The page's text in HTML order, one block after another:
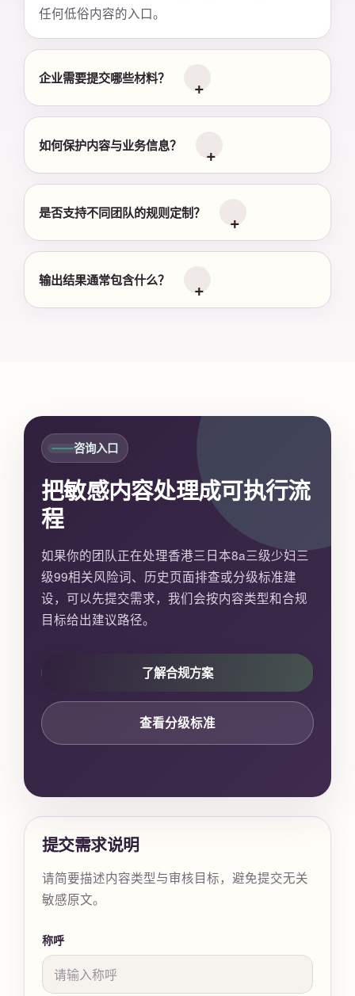
任何低俗内容的入口。
企业需要提交哪些材料？
如何保护内容与业务信息？
是否支持不同团队的规则定制？
输出结果通常包含什么？
咨询入口
把敏感内容处理成可执行流
程
如果你的团队正在处理香港三日本8a三级少妇三
级99相关风险词、历史页面排查或分级标准建
设，可以先提交需求，我们会按内容类型和合规
目标给出建议路径。
了解合规方案
查看分级标准
提交需求说明
请简要描述内容类型与审核目标，避免提交无关
敏感原文。
称呼